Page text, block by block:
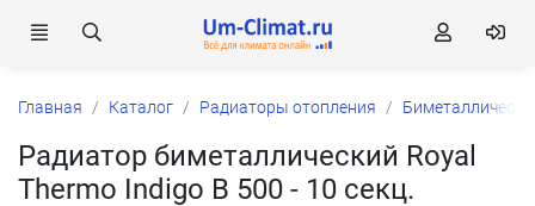
Главная Каталог Радиаторы отопления
Радиатор биметаллический Royal
Thermo Indigo B 500 - 10 секц.